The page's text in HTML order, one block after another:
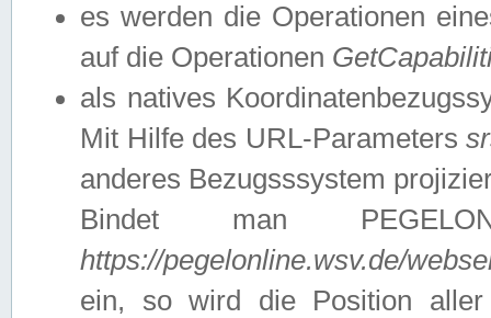
es werden die Operationen
auf die Operationen
als natives
Mit Hilfe des URL-Parameters
anderes Bezugsssystem
Bindet man
https://pegelonline.wsv.de/
ein, so wird die Position